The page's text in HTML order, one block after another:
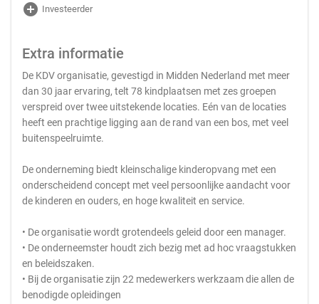
add_circle Investeerder
Extra informatie
De KDV organisatie, gevestigd in Midden Nederland met meer
dan 30 jaar ervaring, telt 78 kindplaatsen met zes groepen
verspreid over twee uitstekende locaties. Eén van de locaties
heeft een prachtige ligging aan de rand van een bos, met veel
buitenspeelruimte.
De onderneming biedt kleinschalige kinderopvang met een
onderscheidend concept met veel persoonlijke aandacht voor
de kinderen en ouders, en hoge kwaliteit en service.
• De organisatie wordt grotendeels geleid door een manager.
• De onderneemster houdt zich bezig met ad hoc vraagstukken
en beleidszaken.
• Bij de organisatie zijn 22 medewerkers werkzaam die allen de
benodigde opleidingen